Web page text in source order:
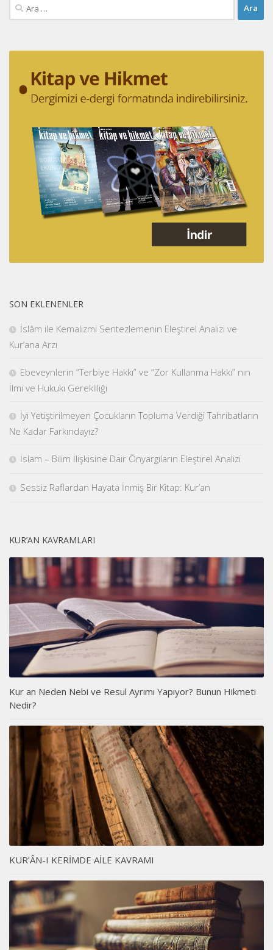
Arama:
SON EKLENENLER
İslâm ile Kemalizmi Sentezlemenin Eleştirel Analizi ve
Kur’ana Arzı
Ebeveynlerin “Terbiye Hakkı” ve “Zor Kullanma Hakkı” nın
İlmi ve Hukuki Gerekliliği
İyi Yetiştirilmeyen Çocukların Topluma Verdiği Tahribatların
Ne Kadar Farkındayız?
İslam – Bilim İlişkisine Dair Önyargıların Eleştirel Analizi
Sessiz Raflardan Hayata İnmiş Bir Kitap: Kur’an
KUR’AN KAVRAMLARI
Kur an Neden Nebi ve Resul Ayrımı Yapıyor? Bunun Hikmeti
Nedir?
KUR’ÂN-I KERİMDE AİLE KAVRAMI